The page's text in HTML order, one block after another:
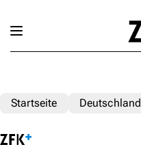
Startseite Deutschland